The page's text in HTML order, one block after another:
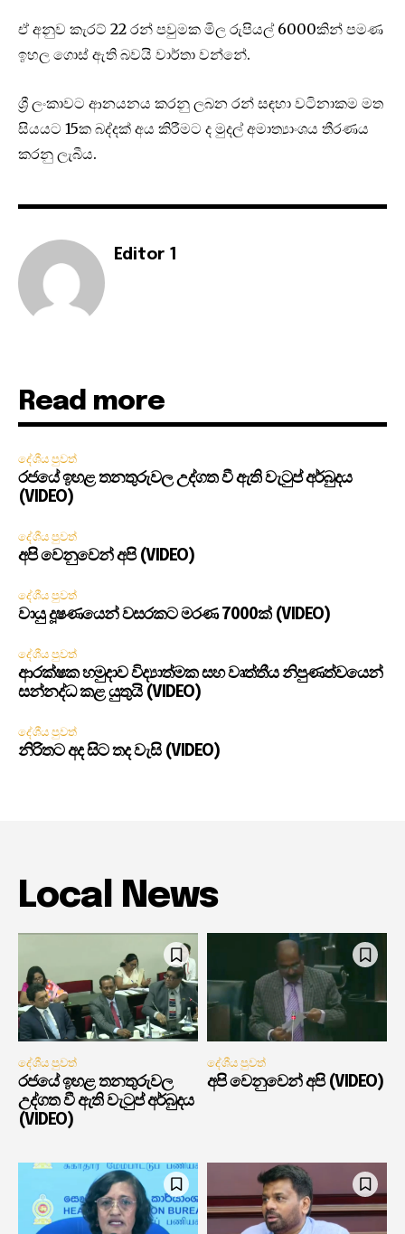
ඒ අනුව කැරට් 22 රන් පවුමක මිල රුපියල් 6000කින් පමණ
ඉහල ගොස් ඇති බවයි වාර්තා වන්නේ.
ශ්‍රී ලංකාවට ආනයනය කරනු ලබන රන් සඳහා වටිනාකම මත
සියයට 15ක බද්දක් අය කිරීමට ද මුදල් අමාත්‍යාංශය තීරණය
කරනු ලැබීය.
Editor 1
Read more
දේශීය පුවත්
රජයේ ඉහළ තනතුරුවල උද්ගත වී ඇති වැටුප් අර්බුදය
(VIDEO)
දේශීය පුවත්
අපි වෙනුවෙන් අපි (VIDEO)
දේශීය පුවත්
වායු දූෂණයෙන් වසරකට මරණ 7000ක් (VIDEO)
දේශීය පුවත්
ආරක්ෂක හමුදාව විද්‍යාත්මක සහ වෘත්තීය නිපුණත්වයෙන්
සන්නද්ධ කළ යුතුයි (VIDEO)
දේශීය පුවත්
නිරිතට අද සිට තද වැසි (VIDEO)
Local News
දේශීය පුවත්
රජයේ ඉහළ තනතුරුවල
උද්ගත වී ඇති වැටුප් අර්බුදය
(VIDEO)
දේශීය පුවත්
අපි වෙනුවෙන් අපි (VIDEO)